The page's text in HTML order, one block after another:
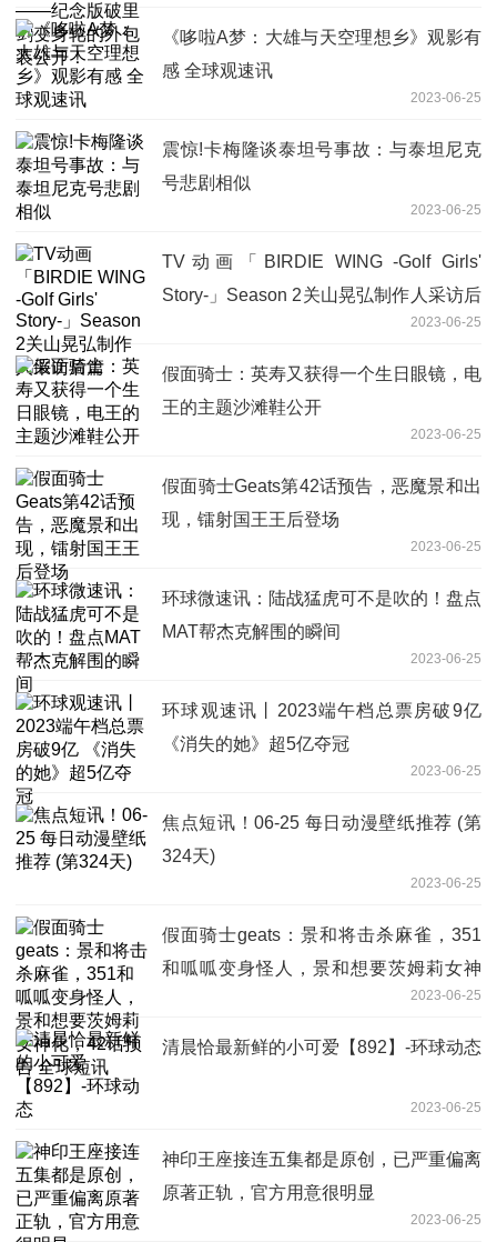
《哆啦A梦：大雄与天空理想乡》观影有
感 全球观速讯
2023-06-25
震惊!卡梅隆谈泰坦号事故：与泰坦尼克
号悲剧相似
2023-06-25
TV动画「BIRDIE WING -Golf Girls'
Story-」Season 2关山晃弘制作人采访后
2023-06-25
假面骑士：英寿又获得一个生日眼镜，电
王的主题沙滩鞋公开
2023-06-25
假面骑士Geats第42话预告，恶魔景和出
现，镭射国王王后登场
2023-06-25
环球微速讯：陆战猛虎可不是吹的！盘点
MAT帮杰克解围的瞬间
2023-06-25
环球观速讯丨2023端午档总票房破9亿
《消失的她》超5亿夺冠
2023-06-25
焦点短讯！06-25 每日动漫壁纸推荐 (第
324天)
2023-06-25
假面骑士geats：景和将击杀麻雀，351
和呱呱变身怪人，景和想要茨姆莉女神
2023-06-25
清晨恰最新鲜的小可爱【892】-环球动态
2023-06-25
神印王座接连五集都是原创，已严重偏离
原著正轨，官方用意很明显
2023-06-25